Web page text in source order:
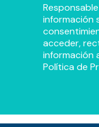
información
acceder,
información
Política de